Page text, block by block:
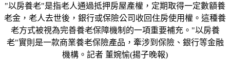
"以房養老"是指老人通過抵押房屋產權，定期取得一定數額養
老金，老人去世後，銀行或保險公司收回住房使用權。這種養
老方式被視為完善養老保障機制的一項重要補充。"以房養
老"實則是一款商業養老保險產品，牽涉到保險、銀行等金融
機構。記者 董婉愉(揚子晚報)